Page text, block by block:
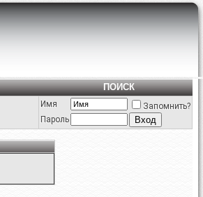
ПОИСК
Имя
Запомнить?
Пароль